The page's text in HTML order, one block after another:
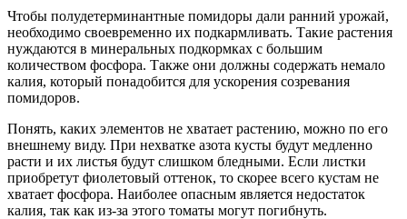
Чтобы полудетерминантные помидоры дали ранний урожай,
необходимо своевременно их подкармливать. Такие растения
нуждаются в минеральных подкормках с большим
количеством фосфора. Также они должны содержать немало
калия, который понадобится для ускорения созревания
помидоров.
Понять, каких элементов не хватает растению, можно по его
внешнему виду. При нехватке азота кусты будут медленно
расти и их листья будут слишком бледными. Если листки
приобретут фиолетовый оттенок, то скорее всего кустам не
хватает фосфора. Наиболее опасным является недостаток
калия, так как из-за этого томаты могут погибнуть.